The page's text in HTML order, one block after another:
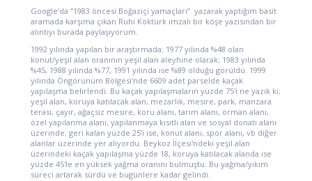
Google’da ‘’1983 öncesi Boğaziçi yamaçları’’ yazarak yaptığım basit
aramada karşıma çıkan Ruhi Köktürk imzalı bir köşe yazısından bir
alıntıyı burada paylaşıyorum.
1992 yılında yapılan bir araştırmada; 1977 yılında %48 olan
konut/yeşil alan oranının yeşil alan aleyhine olarak; 1983 yılında
%45, 1988 yılında %77, 1991 yılında ise %89 olduğu görüldü. 1999
yılında Öngörünüm Bölgesi'nde 6609 adet parselde kaçak
yapılaşma belirlendi. Bu kaçak yapılaşmaların yüzde 75'i ne yazık ki;
yeşil alan, koruya katılacak alan, mezarlık, mesire, park, manzara
terası, çayır, ağaçsız mesire, koru alanı, tarım alanı, orman alanı,
özel yapılanma alanı, yapılanmaya kısıtlı alan ve sosyal donatı alanı
üzerinde; geri kalan yüzde 25'i ise, konut alanı, spor alanı, vb diğer
alanlar üzerinde yer alıyordu. Beykoz İlçesi'ndeki yeşil alan
üzerindeki kaçak yapılaşma yüzde 18, koruya katılacak alanda ise
yüzde 45'le en yüksek yağma oranını bulmuştu. Bu yağma/yıkım
süreci artarak sürdü ve bugünlere kadar gelindi.